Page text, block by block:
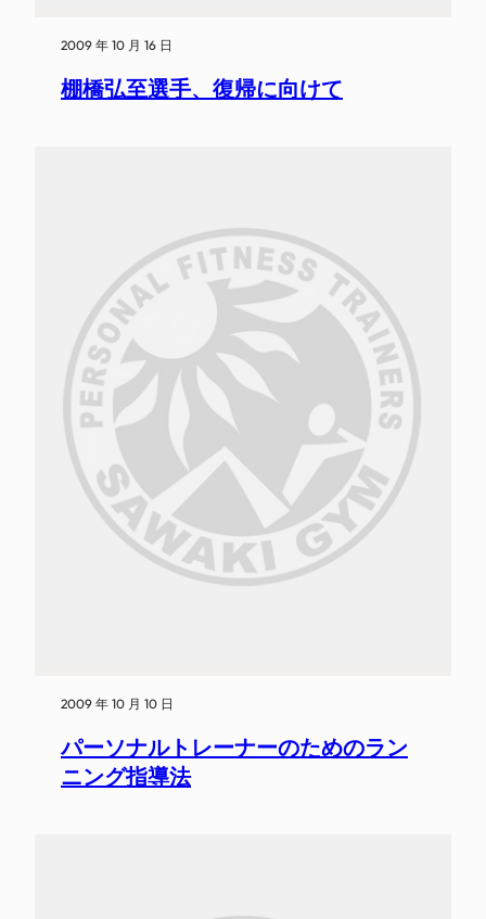
2009 年 10 月 16 日
棚橋弘至選手、復帰に向けて
2009 年 10 月 10 日
パーソナルトレーナーのためのラン
ニング指導法